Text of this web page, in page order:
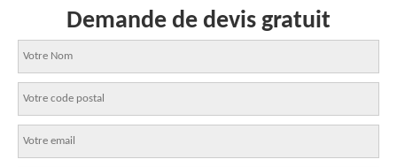
Demande de devis gratuit